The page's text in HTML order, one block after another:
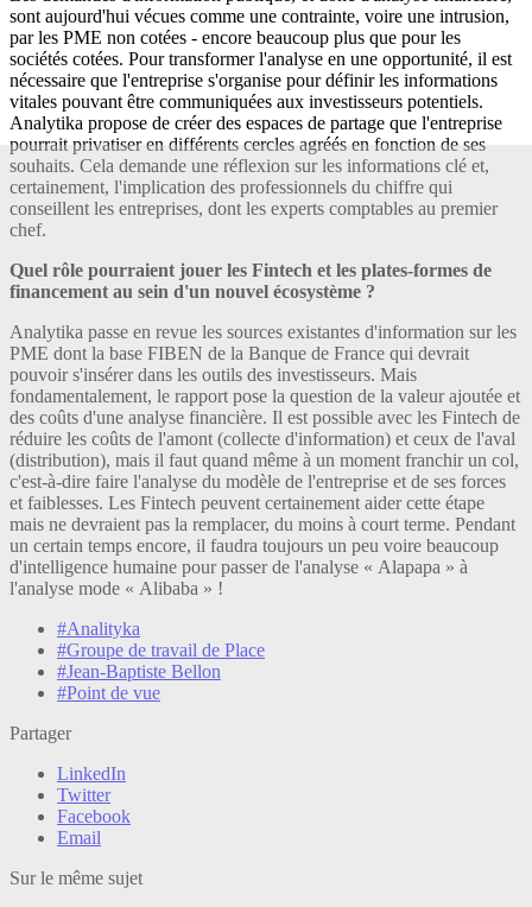
sont aujourd'hui vécues comme une contrainte, voire une intrusion,
par les PME non cotées - encore beaucoup plus que pour les
sociétés cotées. Pour transformer l'analyse en une opportunité, il est
nécessaire que l'entreprise s'organise pour définir les informations
vitales pouvant être communiquées aux investisseurs potentiels.
Analytika propose de créer des espaces de partage que l'entreprise
pourrait privatiser en différents cercles agréés en fonction de ses
souhaits. Cela demande une réflexion sur les informations clé et,
certainement, l'implication des professionnels du chiffre qui
conseillent les entreprises, dont les experts comptables au premier
chef.
Quel rôle pourraient jouer les Fintech et les plates-formes de
financement au sein d'un nouvel écosystème ?
Analytika passe en revue les sources existantes d'information sur les
PME dont la base FIBEN de la Banque de France qui devrait
pouvoir s'insérer dans les outils des investisseurs. Mais
fondamentalement, le rapport pose la question de la valeur ajoutée et
des coûts d'une analyse financière. Il est possible avec les Fintech de
réduire les coûts de l'amont (collecte d'information) et ceux de l'aval
(distribution), mais il faut quand même à un moment franchir un col,
c'est-à-dire faire l'analyse du modèle de l'entreprise et de ses forces
et faiblesses. Les Fintech peuvent certainement aider cette étape
mais ne devraient pas la remplacer, du moins à court terme. Pendant
un certain temps encore, il faudra toujours un peu voire beaucoup
d'intelligence humaine pour passer de l'analyse « Alapapa » à
l'analyse mode « Alibaba » !
#Analityka
#Groupe de travail de Place
#Jean-Baptiste Bellon
#Point de vue
Partager
LinkedIn
Twitter
Facebook
Email
Sur le même sujet